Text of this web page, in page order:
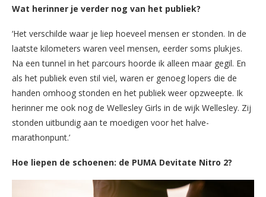
Wat herinner je verder nog van het publiek?
‘Het verschilde waar je liep hoeveel mensen er stonden. In de
laatste kilometers waren veel mensen, eerder soms plukjes.
Na een tunnel in het parcours hoorde ik alleen maar gegil. En
als het publiek even stil viel, waren er genoeg lopers die de
handen omhoog stonden en het publiek weer opzweepte. Ik
herinner me ook nog de Wellesley Girls in de wijk Wellesley. Zij
stonden uitbundig aan te moedigen voor het halve-
marathonpunt.’
Hoe liepen de schoenen: de PUMA Devitate Nitro 2?